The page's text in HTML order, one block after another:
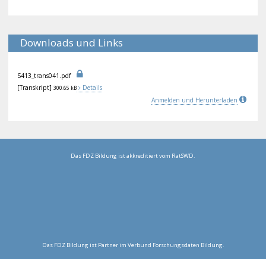
Downloads und Links
S413_trans041.pdf
[Transkript] 300.65 kB
Details
Anmelden und Herunterladen
Das FDZ Bildung ist akkreditiert vom RatSWD.
Das FDZ Bildung ist Partner im Verbund Forschungsdaten Bildung.